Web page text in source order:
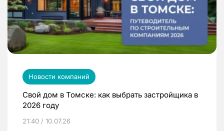
Новости компаний
Свой дом в Томске: как выбрать застройщика в
2026 году
21:40 / 10.07.26